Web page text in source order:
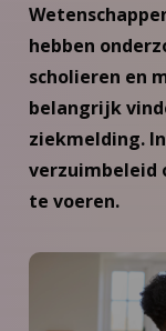
hebben
scholieren en
belangrijk
ziekmelding.
verzuimbeleid
te voeren.